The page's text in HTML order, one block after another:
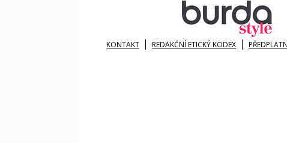
KONTAKT REDAKČNÍ ETICKÝ KODEX